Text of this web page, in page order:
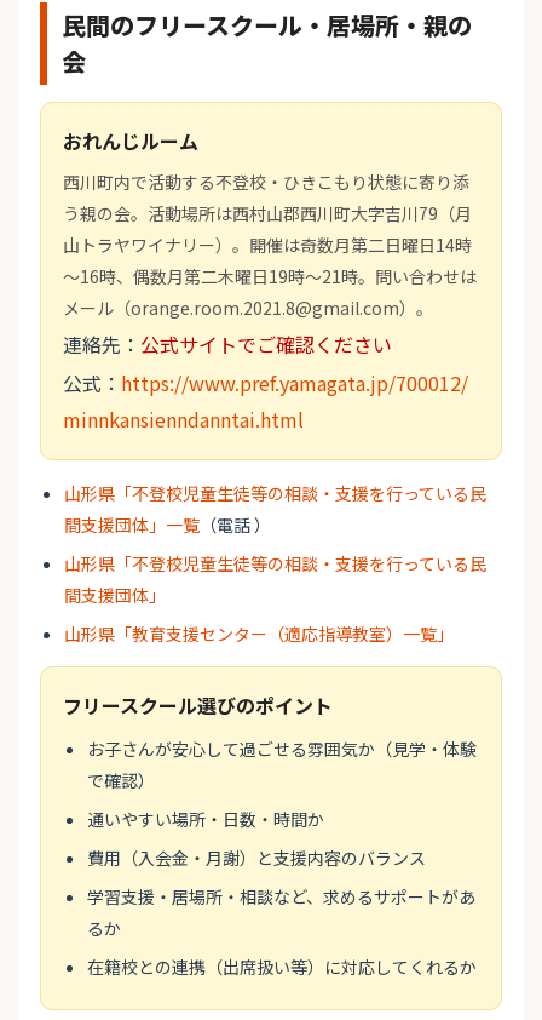
民間のフリースクール・居場所・親の
会
おれんじルーム
西川町内で活動する不登校・ひきこもり状態に寄り添
う親の会。活動場所は西村山郡西川町大字吉川79（月
山トラヤワイナリー）。開催は奇数月第二日曜日14時
～16時、偶数月第二木曜日19時～21時。問い合わせは
メール（orange.room.2021.8@gmail.com）。
連絡先： 公式サイトでご確認ください
公式： https://www.pref.yamagata.jp/700012/
minnkansienndanntai.html
山形県「不登校児童生徒等の相談・支援を行っている民
間支援団体」一覧 （電話 ）
山形県「不登校児童生徒等の相談・支援を行っている民
間支援団体」
山形県「教育支援センター（適応指導教室）一覧」
フリースクール選びのポイント
お子さんが安心して過ごせる雰囲気か（見学・体験
で確認）
通いやすい場所・日数・時間か
費用（入会金・月謝）と支援内容のバランス
学習支援・居場所・相談など、求めるサポートがあ
るか
在籍校との連携（出席扱い等）に対応してくれるか